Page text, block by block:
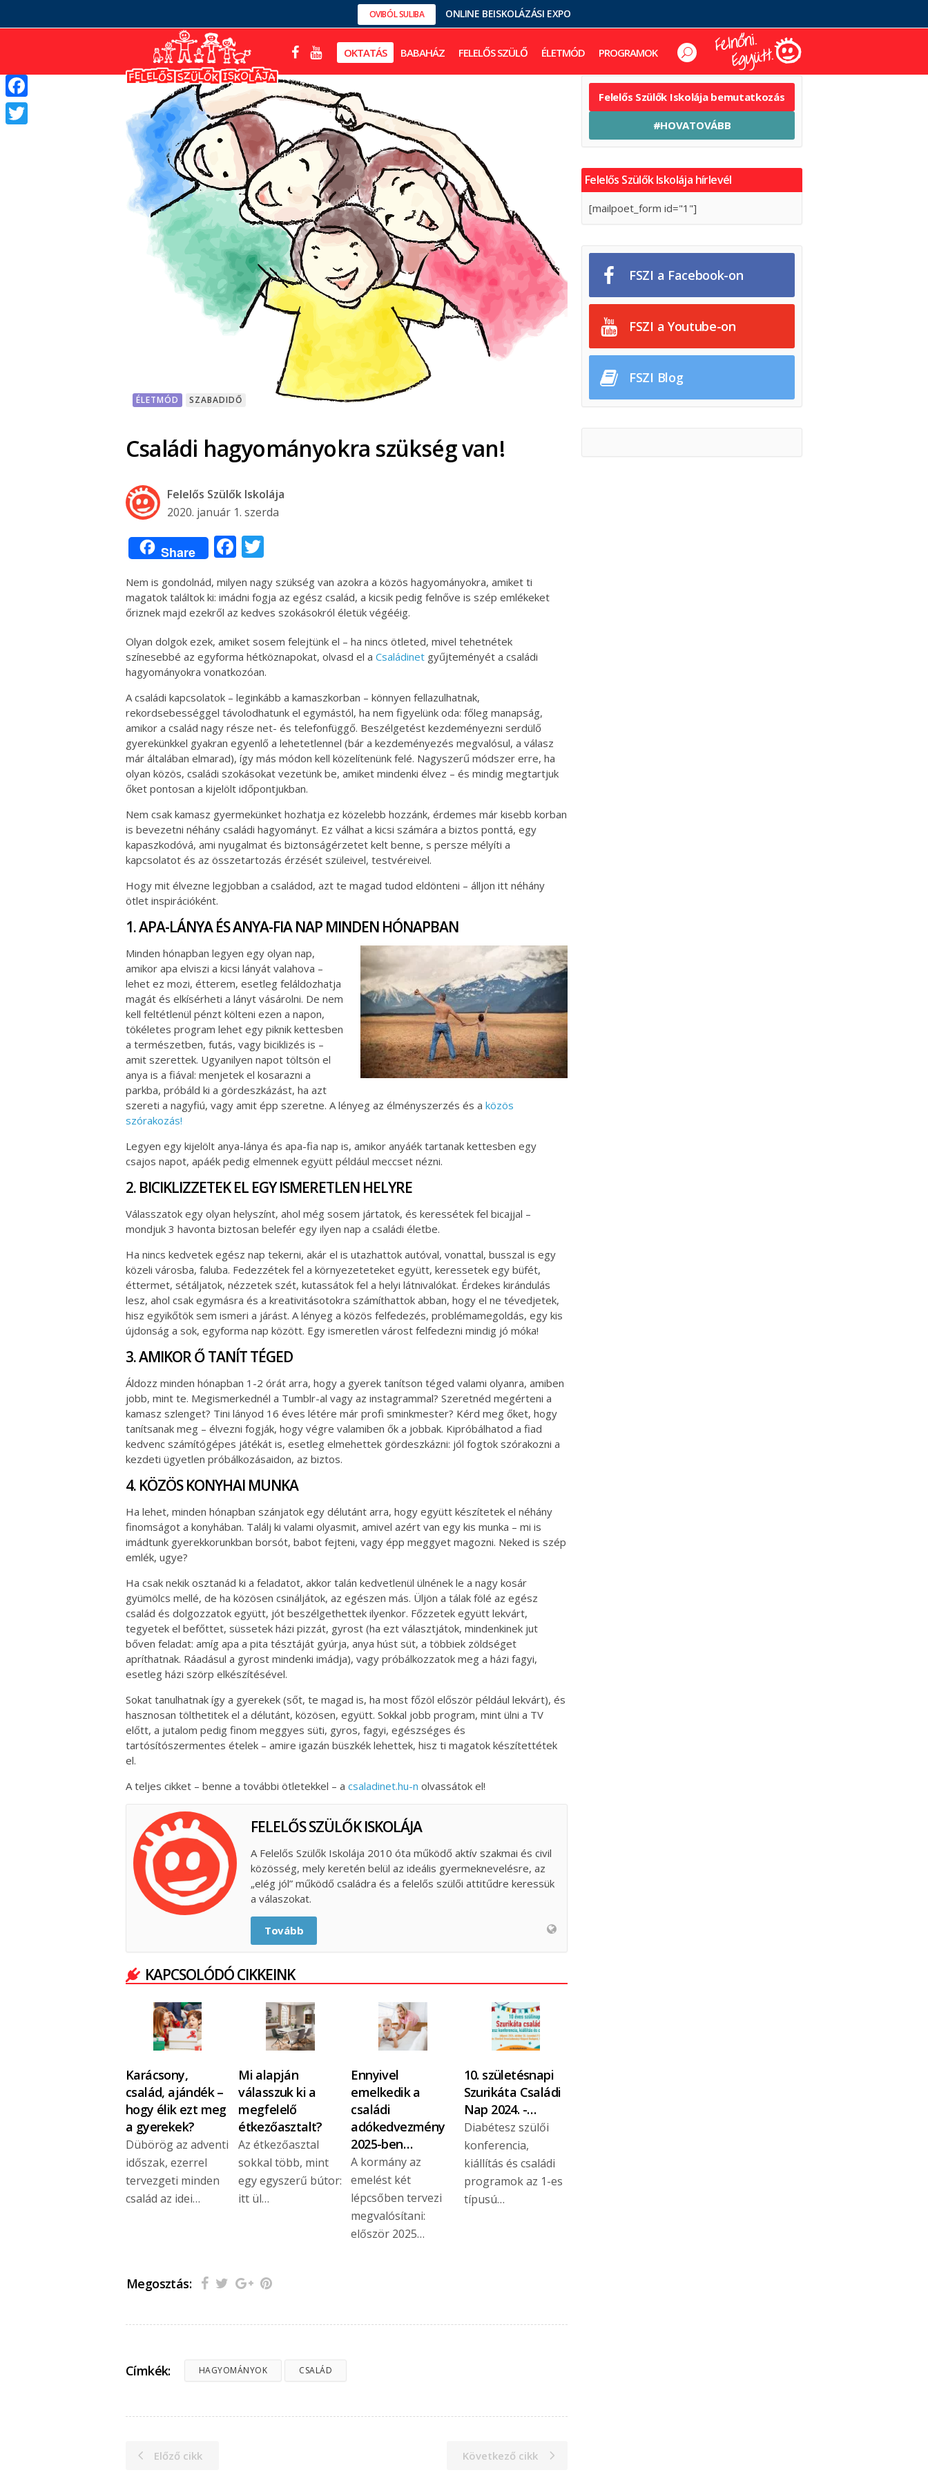
OVIBÓL SULIBA ONLINE BEISKOLÁZÁSI EXPO
OKTATÁS BABAHÁZ FELELŐS SZÜLŐ ÉLETMÓD PROGRAMOK
ÉLETMÓD SZABADIDŐ
Családi hagyományokra szükség van!
Felelős Szülők Iskolája
2020. január 1. szerda
Share Facebook
Nem is gondolnád, milyen nagy szükség van azokra a közös hagyományokra, amiket ti
magatok találtok ki: imádni fogja az egész család, a kicsik pedig felnőve is szép emlékeket
őriznek majd ezekről az kedves szokásokról életük végééig.
Olyan dolgok ezek, amiket sosem felejtünk el – ha nincs ötleted, mivel tehetnétek
színesebbé az egyforma hétköznapokat, olvasd el a Családinet gyűjteményét a családi
hagyományokra vonatkozóan.
A családi kapcsolatok – leginkább a kamaszkorban – könnyen fellazulhatnak,
rekordsebességgel távolodhatunk el egymástól, ha nem figyelünk oda: főleg manapság,
amikor a család nagy része net- és telefonfüggő. Beszélgetést kezdeményezni serdülő
gyerekünkkel gyakran egyenlő a lehetetlennel (bár a kezdeményezés megvalósul, a válasz
már általában elmarad), így más módon kell közelítenünk felé. Nagyszerű módszer erre, ha
olyan közös, családi szokásokat vezetünk be, amiket mindenki élvez – és mindig megtartjuk
őket pontosan a kijelölt időpontjukban.
Nem csak kamasz gyermekünket hozhatja ez közelebb hozzánk, érdemes már kisebb korban
is bevezetni néhány családi hagyományt. Ez válhat a kicsi számára a biztos ponttá, egy
kapaszkodóvá, ami nyugalmat és biztonságérzetet kelt benne, s persze mélyíti a
kapcsolatot és az összetartozás érzését szüleivel, testvéreivel.
Hogy mit élvezne legjobban a családod, azt te magad tudod eldönteni – álljon itt néhány
ötlet inspirációként.
1. APA-LÁNYA ÉS ANYA-FIA NAP MINDEN HÓNAPBAN
Minden hónapban legyen egy olyan nap,
amikor apa elviszi a kicsi lányát valahova –
lehet ez mozi, étterem, esetleg feláldozhatja
magát és elkísérheti a lányt vásárolni. De nem
kell feltétlenül pénzt költeni ezen a napon,
tökéletes program lehet egy piknik kettesben
a természetben, futás, vagy biciklizés is –
amit szerettek. Ugyanilyen napot töltsön el
anya is a fiával: menjetek el kosarazni a
parkba, próbáld ki a gördeszkázást, ha azt
szereti a nagyfiú, vagy amit épp szeretne. A lényeg az élményszerzés és a közös
szórakozás!
Legyen egy kijelölt anya-lánya és apa-fia nap is, amikor anyáék tartanak kettesben egy
csajos napot, apáék pedig elmennek együtt például meccset nézni.
2. BICIKLIZZETEK EL EGY ISMERETLEN HELYRE
Válasszatok egy olyan helyszínt, ahol még sosem jártatok, és keressétek fel bicajjal –
mondjuk 3 havonta biztosan belefér egy ilyen nap a családi életbe.
Ha nincs kedvetek egész nap tekerni, akár el is utazhattok autóval, vonattal, busszal is egy
közeli városba, faluba. Fedezzétek fel a környezeteteket együtt, keressetek egy büfét,
éttermet, sétáljatok, nézzetek szét, kutassátok fel a helyi látnivalókat. Érdekes kirándulás
lesz, ahol csak egymásra és a kreativitásotokra számíthattok abban, hogy el ne tévedjetek,
hisz egyikőtök sem ismeri a járást. A lényeg a közös felfedezés, problémamegoldás, egy kis
újdonság a sok, egyforma nap között. Egy ismeretlen várost felfedezni mindig jó móka!
3. AMIKOR Ő TANÍT TÉGED
Áldozz minden hónapban 1-2 órát arra, hogy a gyerek tanítson téged valami olyanra, amiben
jobb, mint te. Megismerkednél a Tumblr-al vagy az instagrammal? Szeretnéd megérteni a
kamasz szlenget? Tini lányod 16 éves létére már profi sminkmester? Kérd meg őket, hogy
tanítsanak meg – élvezni fogják, hogy végre valamiben ők a jobbak. Kipróbálhatod a fiad
kedvenc számítógépes játékát is, esetleg elmehettek gördeszkázni: jól fogtok szórakozni a
kezdeti ügyetlen próbálkozásaidon, az biztos.
4. KÖZÖS KONYHAI MUNKA
Ha lehet, minden hónapban szánjatok egy délutánt arra, hogy együtt készítetek el néhány
finomságot a konyhában. Találj ki valami olyasmit, amivel azért van egy kis munka – mi is
imádtunk gyerekkorunkban borsót, babot fejteni, vagy épp meggyet magozni. Neked is szép
emlék, ugye?
Ha csak nekik osztanád ki a feladatot, akkor talán kedvetlenül ülnének le a nagy kosár
gyümölcs mellé, de ha közösen csináljátok, az egészen más. Üljön a tálak fölé az egész
család és dolgozzatok együtt, jót beszélgethettek ilyenkor. Főzzetek együtt lekvárt,
tegyetek el befőttet, süssetek házi pizzát, gyrost (ha ezt választjátok, mindenkinek jut
bőven feladat: amíg apa a pita tésztáját gyúrja, anya húst süt, a többiek zöldséget
apríthatnak. Ráadásul a gyrost mindenki imádja), vagy próbálkozzatok meg a házi fagyi,
esetleg házi szörp elkészítésével.
Sokat tanulhatnak így a gyerekek (sőt, te magad is, ha most főzöl először például lekvárt), és
hasznosan tölthetitek el a délutánt, közösen, együtt. Sokkal jobb program, mint ülni a TV
előtt, a jutalom pedig finom meggyes süti, gyros, fagyi, egészséges és
tartósítószermentes ételek – amire igazán büszkék lehettek, hisz ti magatok készítettétek
el.
A teljes cikket – benne a további ötletekkel – a csaladinet.hu-n olvassátok el!
FELELŐS SZÜLŐK ISKOLÁJA
A Felelős Szülők Iskolája 2010 óta működő aktív szakmai és civil
közösség, mely keretén belül az ideális gyermeknevelésre, az
„elég jól” működő családra és a felelős szülői attitűdre keressük
a válaszokat.
Tovább
KAPCSOLÓDÓ CIKKEINK
Karácsony,
család, ajándék –
hogy élik ezt meg
a gyerekek?
Dübörög az adventi
időszak, ezerrel
tervezgeti minden
család az idei…
Mi alapján
válasszuk ki a
megfelelő
étkezőasztalt?
Az étkezőasztal
sokkal több, mint
egy egyszerű bútor:
itt ül…
Ennyivel
emelkedik a
családi
adókedvezmény
2025-ben…
A kormány az
emelést két
lépcsőben tervezi
megvalósítani:
először 2025…
10. születésnapi
Szurikáta Családi
Nap 2024. -…
Diabétesz szülői
konferencia,
kiállítás és családi
programok az 1-es
típusú…
Megosztás:
Címkék: HAGYOMÁNYOK CSALÁD
Előző cikk Következő cikk
Felelős Szülők Iskolája bemutatkozás
#HOVATOVÁBB
Felelős Szülők Iskolája hírlevél
[mailpoet_form id="1"]
FSZI a Facebook-on
FSZI a Youtube-on
FSZI Blog
Facebook